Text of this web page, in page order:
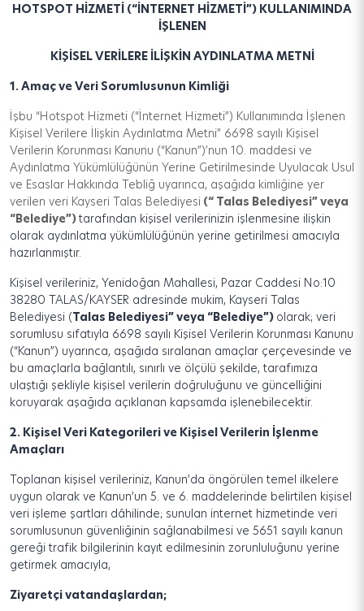
HOTSPOT HİZMETİ (“İNTERNET HİZMETİ”) KULLANIMINDA
İŞLENEN
KİŞİSEL VERİLERE İLİŞKİN AYDINLATMAMETNİ
1. Amaç ve Veri Sorumlusunun Kimliği
İşbu “Hotspot Hizmeti (“İnternet Hizmeti”) Kullanımında İşlenen
Kişisel Verilere İlişkin Aydınlatma Metni” 6698 sayılı Kişisel
Verilerin Korunması Kanunu (“Kanun”)’nun 10. maddesi ve
Aydınlatma Yükümlülüğünün Yerine Getirilmesinde Uyulacak Usul
ve Esaslar Hakkında Tebliğ uyarınca, aşağıda kimliğine yer
verilen veri Kayseri Talas Belediyesi (“ Talas Belediyesi” veya
“Belediye”)tarafından kişisel verilerinizin işlenmesine ilişkin
olarak aydınlatma yükümlülüğünün yerine getirilmesi amacıyla
hazırlanmıştır.
Kişisel verileriniz, Yenidoğan Mahallesi, Pazar Caddesi No:10
38280 TALAS/KAYSER adresinde mukim, Kayseri Talas
Belediyesi (Talas Belediyesi” veya “Belediye”) olarak; veri
sorumlusu sıfatıyla 6698 sayılı Kişisel Verilerin Korunması Kanunu
(“Kanun”) uyarınca, aşağıda sıralanan amaçlar çerçevesinde ve
bu amaçlarla bağlantılı, sınırlı ve ölçülü şekilde, tarafımıza
ulaştığı şekliyle kişisel verilerin doğruluğunu ve güncelliğini
koruyarak aşağıda açıklanan kapsamda işlenebilecektir.
2. Kişisel Veri Kategorileri ve Kişisel Verilerin İşlenme
Amaçları
Toplanan kişisel verileriniz, Kanun’da öngörülen temel ilkelere
uygun olarak ve Kanun’un 5. ve 6. maddelerinde belirtilen kişisel
veri işleme şartları dâhilinde; sunulan internet hizmetinde veri
sorumlusunun güvenliğinin sağlanabilmesi ve 5651 sayılı kanun
gereği trafik bilgilerinin kayıt edilmesinin zorunluluğunu yerine
getirmek amacıyla,
Ziyaretçi vatandaşlardan;